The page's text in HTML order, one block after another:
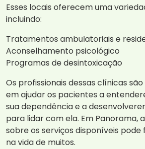
Esses locais oferecem uma
incluindo:
Tratamentos ambulatoriais e
Aconselhamento psicológico
Programas de desintoxicação
Os profissionais dessas clínicas
em ajudar os pacientes a
sua dependência e a
para lidar com ela. Em Panorama,
sobre os serviços disponíveis
na vida de muitos.